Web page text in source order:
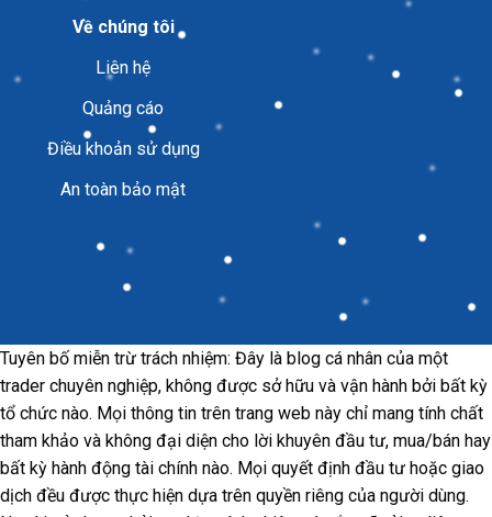
Về chúng tôi
Liên hệ
Quảng cáo
Điều khoản sử dụng
An toàn bảo mật
Tuyên bố miễn trừ trách nhiệm: Đây là blog cá nhân của một
trader chuyên nghiệp, không được sở hữu và vận hành bởi bất kỳ
tổ chức nào. Mọi thông tin trên trang web này chỉ mang tính chất
tham khảo và không đại diện cho lời khuyên đầu tư, mua/bán hay
bất kỳ hành động tài chính nào. Mọi quyết định đầu tư hoặc giao
dịch đều được thực hiện dựa trên quyền riêng của người dùng.